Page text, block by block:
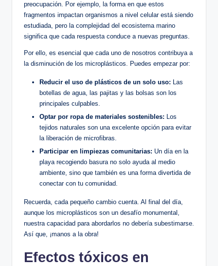
preocupación. Por ejemplo, la forma en que estos
fragmentos impactan organismos a nivel celular está siendo
estudiada, pero la complejidad del ecosistema marino
significa que cada respuesta conduce a nuevas preguntas.
Por ello, es esencial que cada uno de nosotros contribuya a
la disminución de los microplásticos. Puedes empezar por:
Reducir el uso de plásticos de un solo uso: Las
botellas de agua, las pajitas y las bolsas son los
principales culpables.
Optar por ropa de materiales sostenibles: Los
tejidos naturales son una excelente opción para evitar
la liberación de microfibras.
Participar en limpiezas comunitarias: Un día en la
playa recogiendo basura no solo ayuda al medio
ambiente, sino que también es una forma divertida de
conectar con tu comunidad.
Recuerda, cada pequeño cambio cuenta. Al final del día,
aunque los microplásticos son un desafío monumental,
nuestra capacidad para abordarlos no debería subestimarse.
Así que, ¡manos a la obra!
Efectos tóxicos en